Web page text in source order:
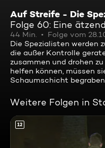
Auf Streife - Die
Folge 60: Eine
44 Min. Folge vom
Die Spezialisten werden
die außer Kontrolle
zusammen und drohen
helfen können, müssen
Schaumschicht
Weitere Folgen in
12